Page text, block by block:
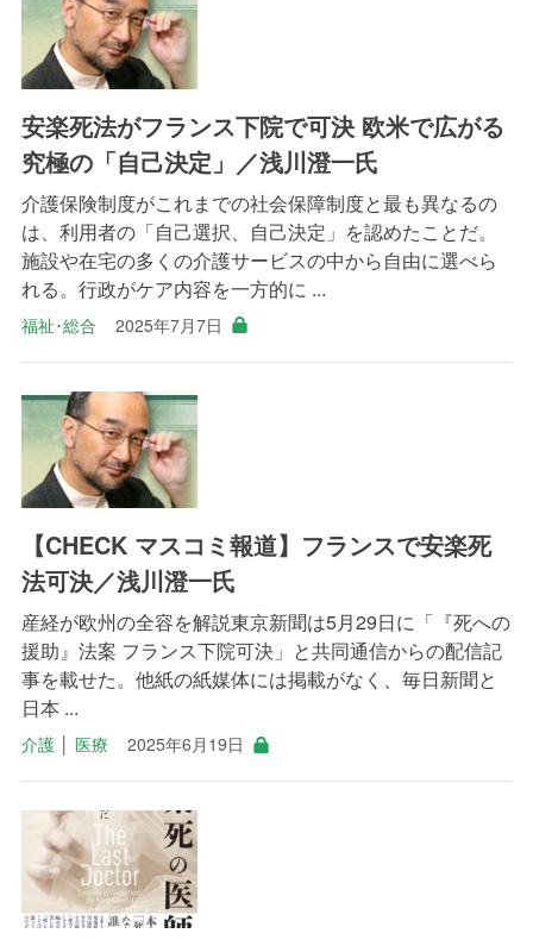
安楽死法がフランス下院で可決 欧米で広がる
究極の「自己決定」／浅川澄一氏
介護保険制度がこれまでの社会保障制度と最も異なるの
は、利用者の「自己選択、自己決定」を認めたことだ。
施設や在宅の多くの介護サービスの中から自由に選べら
れる。行政がケア内容を一方的に ...
福祉･総合 2025年7月7日
【CHECK マスコミ報道】フランスで安楽死
法可決／浅川澄一氏
産経が欧州の全容を解説東京新聞は5月29日に「『死への
援助』法案 フランス下院可決」と共同通信からの配信記
事を載せた。他紙の紙媒体には掲載がなく、毎日新聞と
日本 ...
介護│ 医療 2025年6月19日